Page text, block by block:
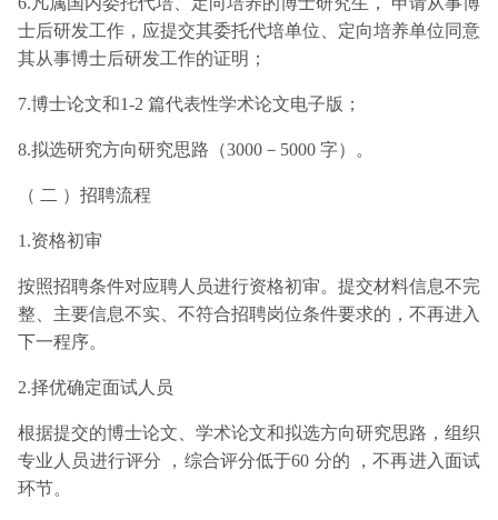
士后研发工作，应提交其委托代培单位、定向培养单位同意
其从事博士后研发工作的证明；
7.博士论文和1-2 篇代表性学术论文电子版；
8.拟选研究方向研究思路（3000－5000 字）。
（ 二 ）招聘流程
1.资格初审
按照招聘条件对应聘人员进行资格初审。提交材料信息不完
整、主要信息不实、不符合招聘岗位条件要求的，不再进入
下一程序。
2.择优确定面试人员
根据提交的博士论文、学术论文和拟选方向研究思路，组织
专业人员进行评分 ，综合评分低于60 分的 ，不再进入面试
环节。